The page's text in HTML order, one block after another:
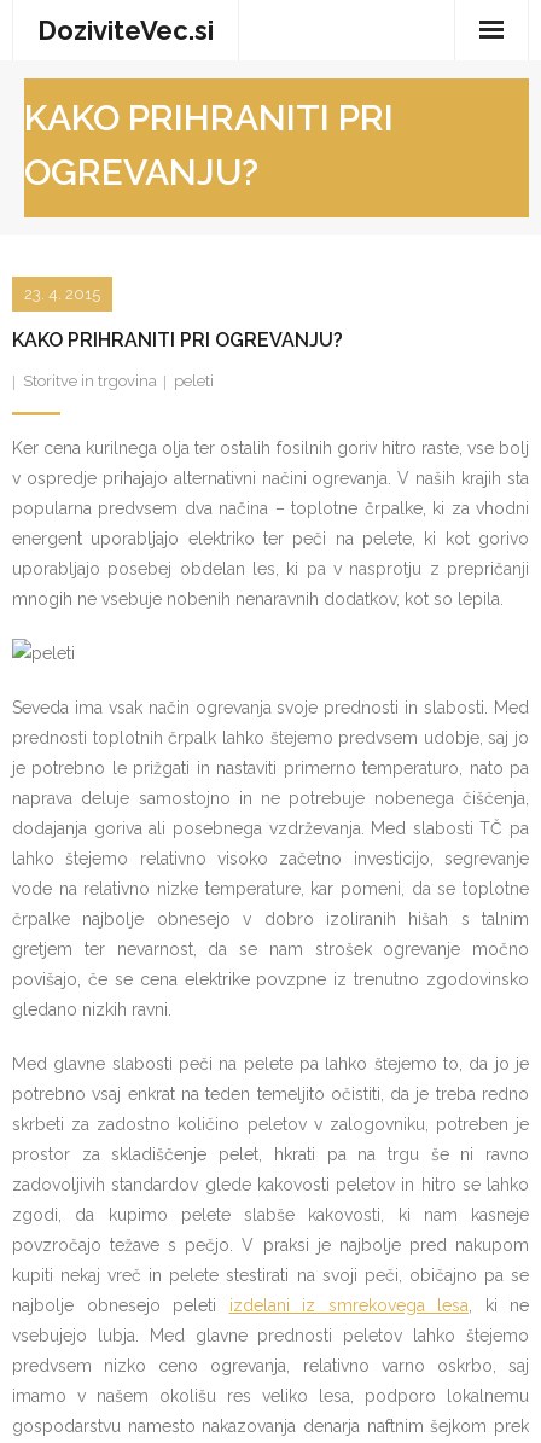
DoziviteVec.si
Zdravje in dobro počutje
KAKO PRIHRANITI PRI
OGREVANJU?
KAKO PRIHRANITI PRI OGREVANJU?
23. 4. 2015
Storitve in trgovina peleti
Ker cena kurilnega olja ter ostalih fosilnih goriv hitro raste, vse bolj
v ospredje prihajajo alternativni načini ogrevanja. V naših krajih sta
popularna predvsem dva načina – toplotne črpalke, ki za vhodni
energent uporabljajo elektriko ter peči na pelete, ki kot gorivo
uporabljajo posebej obdelan les, ki pa v nasprotju z prepričanji
mnogih ne vsebuje nobenih nenaravnih dodatkov, kot so lepila.
Seveda ima vsak način ogrevanja svoje prednosti in slabosti. Med
prednosti toplotnih črpalk lahko štejemo predvsem udobje, saj jo
je potrebno le prižgati in nastaviti primerno temperaturo, nato pa
naprava deluje samostojno in ne potrebuje nobenega čiščenja,
dodajanja goriva ali posebnega vzdrževanja. Med slabosti TČ pa
lahko štejemo relativno visoko začetno investicijo, segrevanje
vode na relativno nizke temperature, kar pomeni, da se toplotne
črpalke najbolje obnesejo v dobro izoliranih hišah s talnim
gretjem ter nevarnost, da se nam strošek ogrevanje močno
povišajo, če se cena elektrike povzpne iz trenutno zgodovinsko
gledano nizkih ravni.
Med glavne slabosti peči na pelete pa lahko štejemo to, da jo je
potrebno vsaj enkrat na teden temeljito očistiti, da je treba redno
skrbeti za zadostno količino peletov v zalogovniku, potreben je
prostor za skladiščenje pelet, hkrati pa na trgu še ni ravno
zadovoljivih standardov glede kakovosti peletov in hitro se lahko
zgodi, da kupimo pelete slabše kakovosti, ki nam kasneje
povzročajo težave s pečjo. V praksi je najbolje pred nakupom
kupiti nekaj vreč in pelete stestirati na svoji peči, običajno pa se
najbolje obnesejo peleti izdelani iz smrekovega lesa , ki ne
vsebujejo lubja. Med glavne prednosti peletov lahko štejemo
predvsem nizko ceno ogrevanja, relativno varno oskrbo, saj
imamo v našem okolišu res veliko lesa, podporo lokalnemu
gospodarstvu namesto nakazovanja denarja naftnim šejkom prek